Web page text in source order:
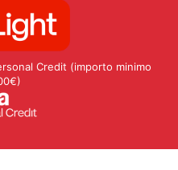
Credit (importo minimo